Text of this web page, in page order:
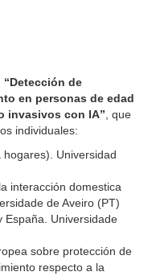
“Detección de
en personas de edad
invasivos con IA” , que
individuales:
Universidad
interacción domestica
de Aveiro (PT)
España. Universidade
sobre protección de
respecto a la